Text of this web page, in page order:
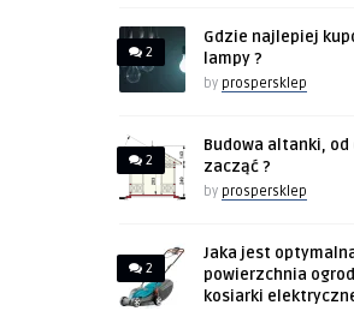
2
Gdzie najlepiej
lampy ?
by prospersklep
2
Budowa altanki, od
zacząć ?
by prospersklep
2
Jaka jest
powierzchnia
kosiarki